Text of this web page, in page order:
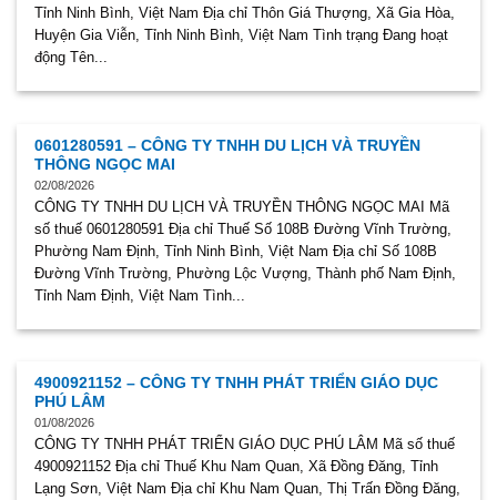
Tỉnh Ninh Bình, Việt Nam Địa chỉ Thôn Giá Thượng, Xã Gia Hòa,
Huyện Gia Viễn, Tỉnh Ninh Bình, Việt Nam Tình trạng Đang hoạt
động Tên...
0601280591 – CÔNG TY TNHH DU LỊCH VÀ TRUYỀN
THÔNG NGỌC MAI
02/08/2026
CÔNG TY TNHH DU LỊCH VÀ TRUYỀN THÔNG NGỌC MAI Mã
số thuế 0601280591 Địa chỉ Thuế Số 108B Đường Vĩnh Trường,
Phường Nam Định, Tỉnh Ninh Bình, Việt Nam Địa chỉ Số 108B
Đường Vĩnh Trường, Phường Lộc Vượng, Thành phố Nam Định,
Tỉnh Nam Định, Việt Nam Tình...
4900921152 – CÔNG TY TNHH PHÁT TRIỂN GIÁO DỤC
PHÚ LÂM
01/08/2026
CÔNG TY TNHH PHÁT TRIỂN GIÁO DỤC PHÚ LÂM Mã số thuế
4900921152 Địa chỉ Thuế Khu Nam Quan, Xã Đồng Đăng, Tỉnh
Lạng Sơn, Việt Nam Địa chỉ Khu Nam Quan, Thị Trấn Đồng Đăng,